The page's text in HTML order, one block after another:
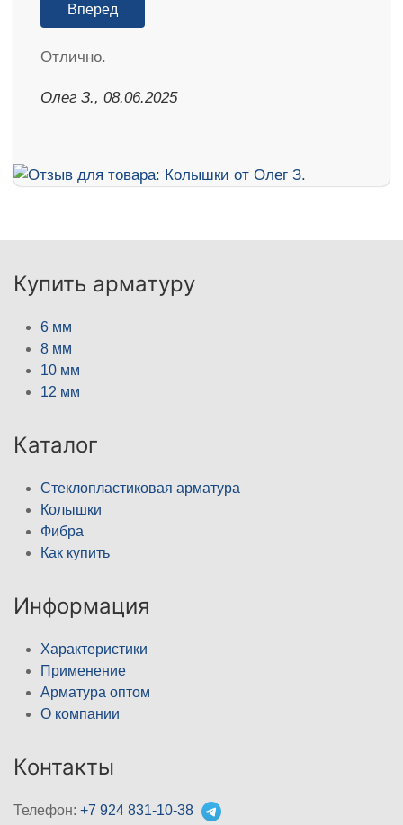
Вперед
Отлично.
Олег З., 08.06.2025
Купить арматуру
6 мм
8 мм
10 мм
12 мм
Каталог
Стеклопластиковая арматура
Колышки
Фибра
Как купить
Информация
Характеристики
Применение
Арматура оптом
О компании
Контакты
Телефон: +7 924 831-10-38